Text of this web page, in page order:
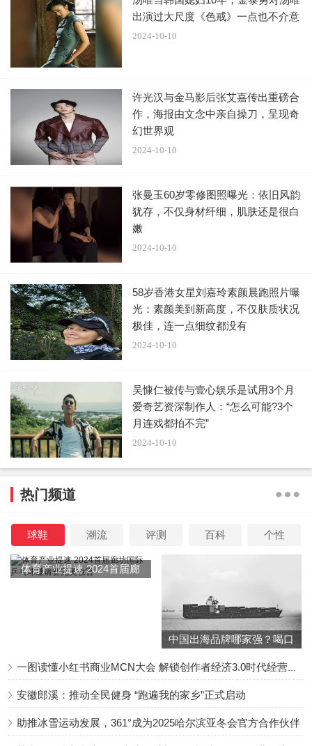
出演过大尺度《色戒》一点也不介意
2024-10-10
许光汉与金马影后张艾嘉传出重磅合
作，海报由文念中亲自操刀，呈现奇
幻世界观
2024-10-10
张曼玉60岁零修图照曝光：依旧风韵
犹存，不仅身材纤细，肌肤还是很白
嫩
2024-10-10
58岁香港女星刘嘉玲素颜晨跑照片曝
光：素颜美到新高度，不仅肤质状况
极佳，连一点细纹都没有
2024-10-10
吴慷仁被传与壹心娱乐是试用3个月
爱奇艺资深制作人：“怎么可能?3个
月连戏都拍不完”
2024-10-10
热门频道
球鞋 潮流 评测 百科 个性
体育产业提速 2024首届廊
中国出海品牌哪家强？喝口
安徽郎溪：推动全民健身 “跑遍我的家乡”正式启动
助推冰雪运动发展，361°成为2025哈尔滨亚冬会官方合作伙伴